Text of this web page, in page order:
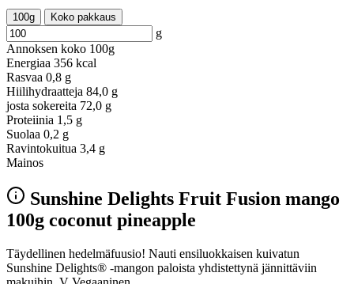
100g Koko pakkaus
g
Annoksen koko 100g
Energiaa 356 kcal
Rasvaa 0,8 g
Hiilihydraatteja 84,0 g
josta sokereita 72,0 g
Proteiinia 1,5 g
Suolaa 0,2 g
Ravintokuitua 3,4 g
Mainos
Sunshine Delights Fruit Fusion mango
100g coconut pineapple
Täydellinen hedelmäfuusio! Nauti ensiluokkaisen kuivatun
Sunshine Delights® -mangon paloista yhdistettynä jännittäviin